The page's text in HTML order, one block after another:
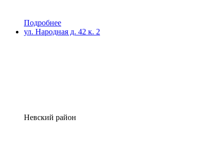
Подробнее
ул. Народная д. 42 к. 2
Невский район